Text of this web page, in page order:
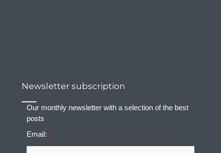
Newsletter subscription
Our monthly newsletter with a selection of the best
posts
Email:*